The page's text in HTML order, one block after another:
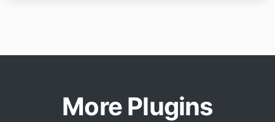
More Plugins